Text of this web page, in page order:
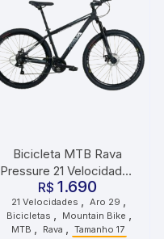
Bicicleta MTB Rava
Pressure 21 Velocidades
Roda 29 Tamanho 17
Preta e Cinza
R$ 1.690
21 Velocidades Aro 29
Bicicletas Mountain Bike
MTB Rava Tamanho 17